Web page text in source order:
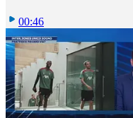
00:46